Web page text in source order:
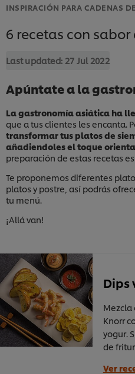
INSPIRACIÓN PARA CADENAS
6 recetas con
Last updated: 27 Jul 2022
Apúntate a la
La gastronomía asiática ha
que a tus clientes les encanta.
transformar tus platos de
añadiendoles el toque
preparación de estas recetas
Te proponemos diferentes
platos y postre, así podrás
tu menú.
¡Allá van!
Dips
Mezcla
Knorr
yogur.
de
Ver